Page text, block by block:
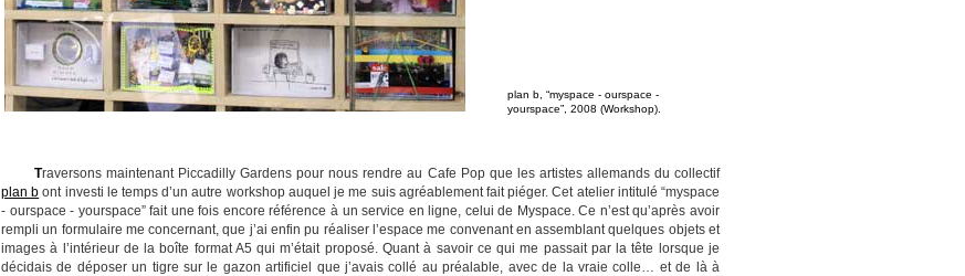
plan b, “myspace - ourspace -
yourspace”, 2008 (Workshop).
Traversons maintenant Piccadilly Gardens pour nous rendre au Cafe Pop que les artistes allemands du collectif
plan b ont investi le temps d’un autre workshop auquel je me suis agréablement fait piéger. Cet atelier intitulé “myspace
- ourspace - yourspace” fait une fois encore référence à un service en ligne, celui de Myspace. Ce n’est qu’après avoir
rempli un formulaire me concernant, que j’ai enfin pu réaliser l’espace me convenant en assemblant quelques objets et
images à l’intérieur de la boîte format A5 qui m’était proposé. Quant à savoir ce qui me passait par la tête lorsque je
décidais de déposer un tigre sur le gazon artificiel que j’avais collé au préalable, avec de la vraie colle… et de là à